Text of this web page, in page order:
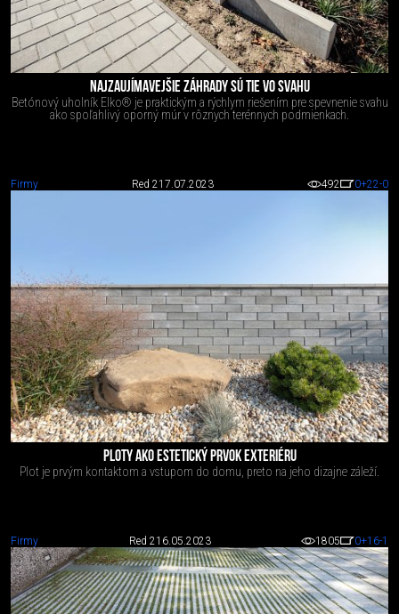
NAJZAUJÍMAVEJŠIE ZÁHRADY SÚ TIE VO SVAHU
Betónový uholník Elko® je praktickým a rýchlym riešením pre spevnenie svahu
ako spoľahlivý oporný múr v rôznych terénnych podmienkach.
Firmy Red 217.07.2023 492 0+22-0
PLOTY AKO ESTETICKÝ PRVOK EXTERIÉRU
Plot je prvým kontaktom a vstupom do domu, preto na jeho dizajne záleží.
Firmy Red 216.05.2023 1805 0+16-1